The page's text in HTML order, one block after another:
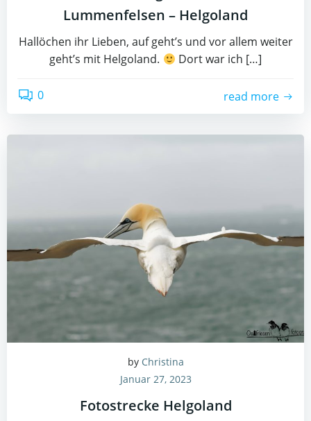
Lummenfelsen – Helgoland
Hallöchen ihr Lieben, auf geht’s und vor allem weiter
geht’s mit Helgoland.
Dort war ich […]
0 read more
by Christina
Januar 27, 2023
Fotostrecke Helgoland